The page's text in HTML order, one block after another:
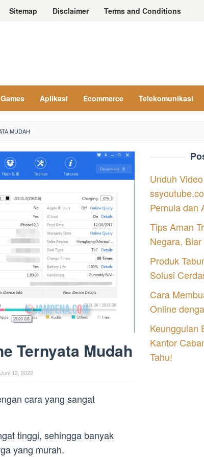
Sitemap Disclaimer Terms and Conditions
Games Aplikasi Ecommerce Telekomunikasi
MUDAH
Ternyata Mudah
Juni 12, 2022
cara yang sangat
tinggi, sehingga banyak
yang murah.
Unduh
Pemula dan
Tips Aman
Negara,
Produk
Solusi
Cara
Online
Keunggulan
Kantor
Tahu!